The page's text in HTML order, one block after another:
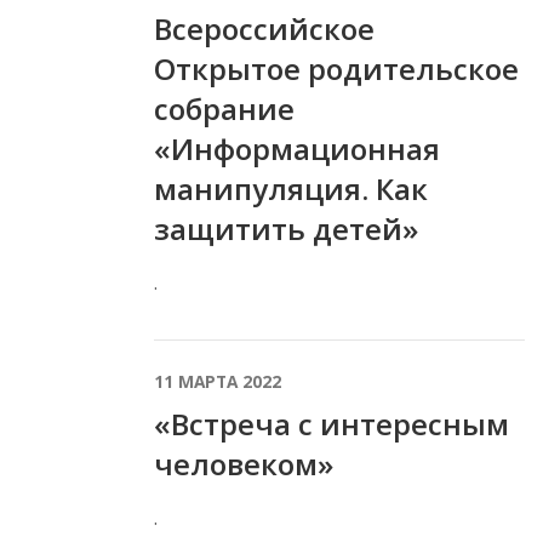
Всероссийское
Открытое родительское
собрание
«Информационная
манипуляция. Как
защитить детей»
.
11 МАРТА 2022
«Встреча с интересным
человеком»
.